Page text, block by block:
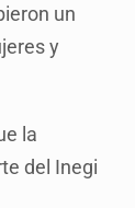
un
y
la
del Inegi